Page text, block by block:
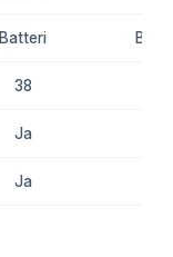
Batteri
38
Ja
Ja